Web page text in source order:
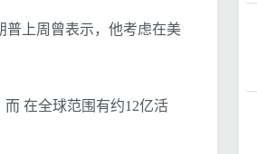
普上周曾表示，他考虑在美
在全球范围有约12亿活